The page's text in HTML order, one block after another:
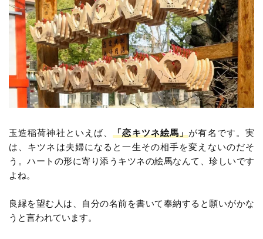
玉造稲荷神社といえば、「恋キツネ絵馬」が有名です。実
は、キツネは夫婦になると一生その相手を変えないのだそ
う。ハートの形に寄り添うキツネの絵馬なんて、珍しいです
よね。
良縁を望む人は、自分の名前を書いて奉納すると願いがかな
うと言われています。